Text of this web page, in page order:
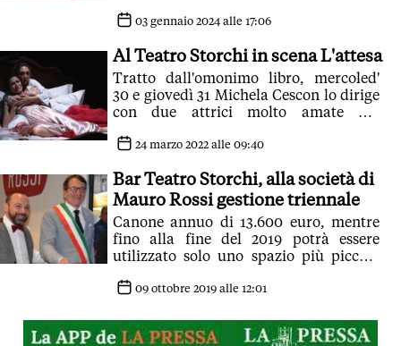
03 gennaio 2024 alle 17:06
Al Teatro Storchi in scena L'attesa
Tratto dall'omonimo libro, mercoled'
30 e giovedì 31 Michela Cescon lo dirige
con due attrici molto amate dal
Minaccioni
24 marzo 2022 alle 09:40
Bar Teatro Storchi, alla società di
Mauro Rossi gestione triennale
Canone annuo di 13.600 euro, mentre
fino alla fine del 2019 potrà essere
utilizzato solo uno spazio più piccolo
09 ottobre 2019 alle 12:01